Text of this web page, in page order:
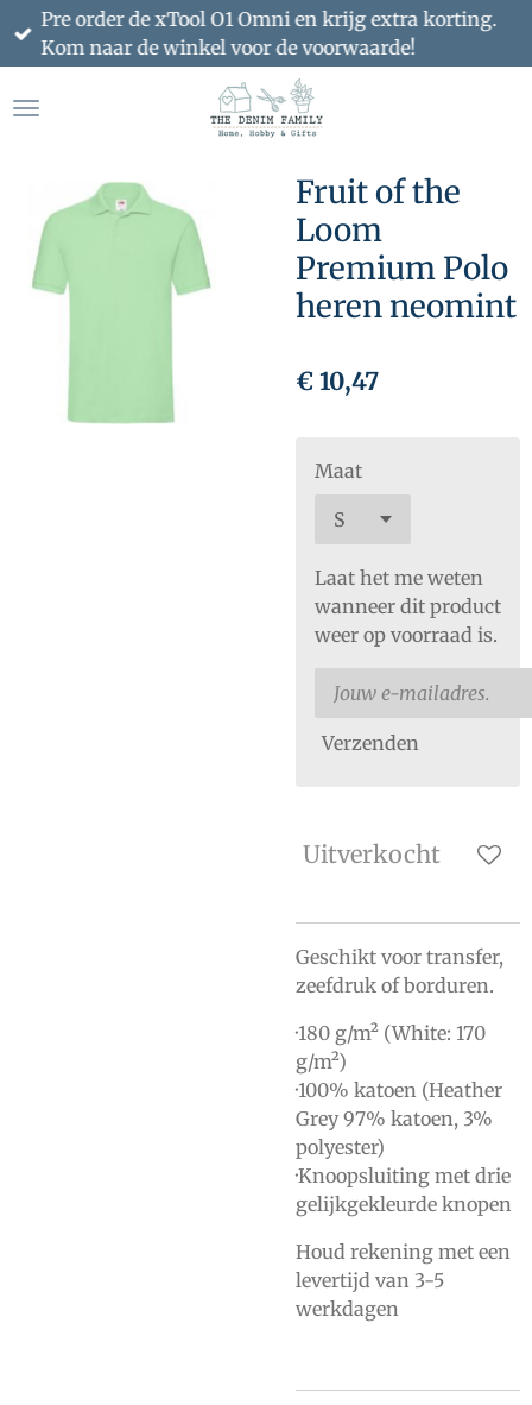
Ga
direct
de
Pre order de xTool O1 Omni en krijg extra korting.
Kom naar de winkel voor de voorwaarde!
Fruit of the
Loom
Premium Polo
heren neomint
€ 10,47
Maat
Laat het me weten
wanneer dit product
weer op voorraad is.
Verzenden
Uitverkocht
Geschikt voor transfer,
zeefdruk of borduren.
·180 g/m² (White: 170
g/m²)
·100% katoen (Heather
Grey 97% katoen, 3%
polyester)
·Knoopsluiting met drie
gelijkgekleurde knopen
Houd rekening met een
levertijd van 3-5
werkdagen